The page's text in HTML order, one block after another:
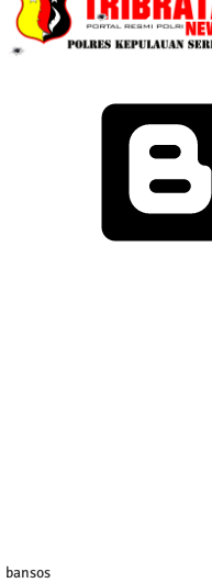
bansos